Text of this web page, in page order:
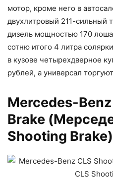
мотор, кроме него в
двухлитровый 211-сильный
дизель мощностью 170
сотню итого 4 литра
в кузове четырехдверное
рублей, а универсал
Mercedes-
Brake
Shooting